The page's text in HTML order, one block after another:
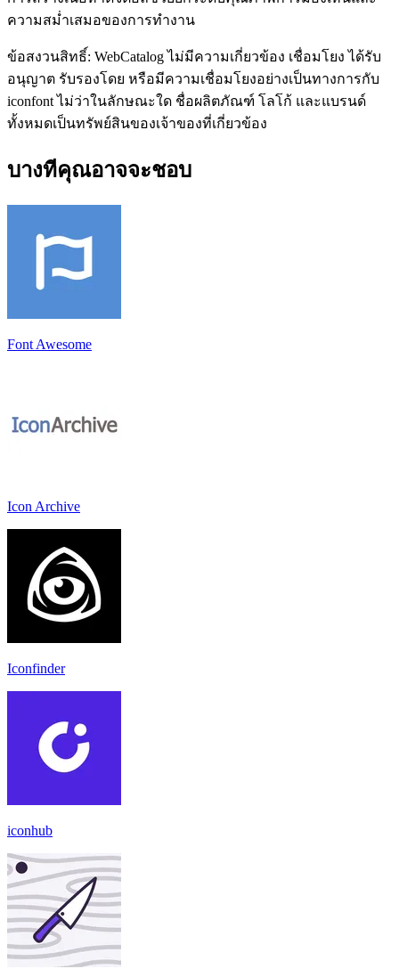
ความสม่ำเสมอของการทำงาน
ข้อสงวนสิทธิ์: WebCatalog ไม่มีความเกี่ยวข้อง เชื่อมโยง ได้รับ
อนุญาต รับรองโดย หรือมีความเชื่อมโยงอย่างเป็นทางการกับ
iconfont ไม่ว่าในลักษณะใด ชื่อผลิตภัณฑ์ โลโก้ และแบรนด์
ทั้งหมดเป็นทรัพย์สินของเจ้าของที่เกี่ยวข้อง
บางทีคุณอาจจะชอบ
Font Awesome
Icon Archive
Iconfinder
iconhub